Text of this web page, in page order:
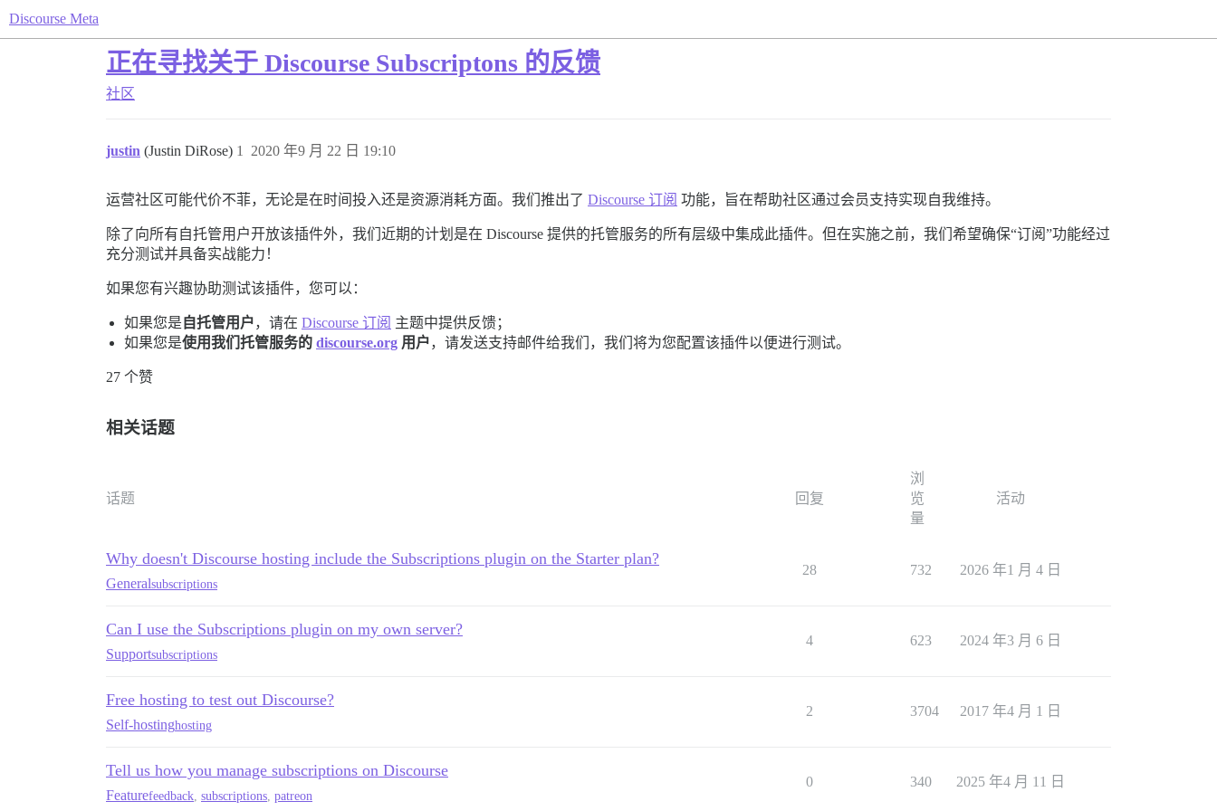
Discourse Meta
正在寻找关于 Discourse Subscriptons 的反馈
社区
justin (Justin DiRose) 2020 年9 月 22 日 19:10
1
运营社区可能代价不菲，无论是在时间投入还是资源消耗方面。我们推出了 Discourse 订阅 功能，旨在帮助社区通过会员支持实现自我维持。
除了向所有自托管用户开放该插件外，我们近期的计划是在 Discourse 提供的托管服务的所有层级中集成此插件。但在实施之前，我们希望确保“订阅”功能经过
充分测试并具备实战能力！
如果您有兴趣协助测试该插件，您可以：
如果您是 自托管用户，请在 Discourse 订阅 主题中提供反馈；
如果您是使用我们托管服务的 discourse.org 用户，请发送支持邮件给我们，我们将为您配置该插件以便进行测试。
27 个赞
相关话题
话题 回复
浏
览
量
活动
Why doesn't Discourse hosting include the Subscriptions plugin on the Starter plan?
Generalsubscriptions
28 732 2026 年1 月 4 日
Can I use the Subscriptions plugin on my own server?
Supportsubscriptions
4 623 2024 年3 月 6 日
Free hosting to test out Discourse?
Self-hostinghosting
2 3704 2017 年4 月 1 日
Tell us how you manage subscriptions on Discourse
Featurefeedback subscriptions patreon
0 340 2025 年4 月 11 日